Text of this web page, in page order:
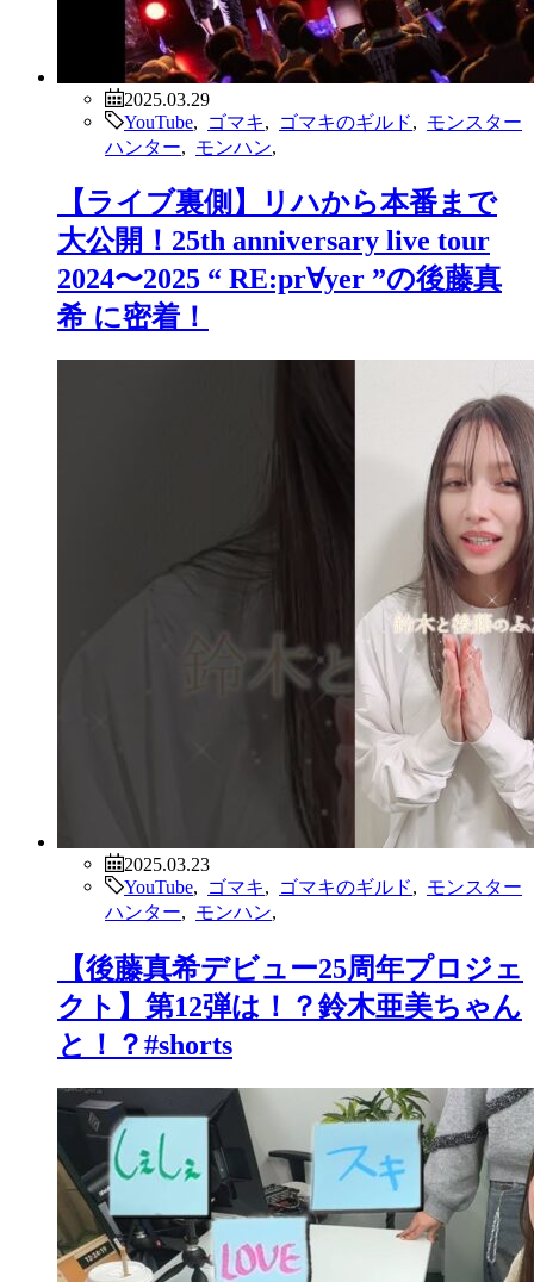
2025.03.29
YouTube
ゴマキ ゴマキのギルド
モンスター
ハンター
モンハン
【ライブ裏側】リハから本番まで
大公開！25th anniversary live tour
2024〜2025 “ RE:pr∀yer ”の後藤真
希 に密着！
2025.03.23
YouTube
ゴマキ ゴマキのギルド
モンスター
ハンター
モンハン
【後藤真希デビュー25周年プロジェ
クト】第12弾は！？鈴木亜美ちゃん
と！？#shorts